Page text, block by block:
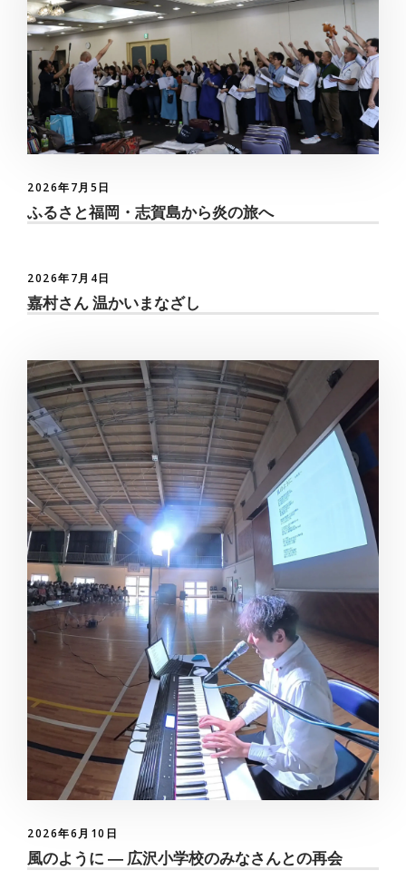
2026年7月5日
ふるさと福岡・志賀島から炎の旅へ
2026年7月4日
嘉村さん 温かいまなざし
2026年6月10日
風のように ― 広沢小学校のみなさんとの再会